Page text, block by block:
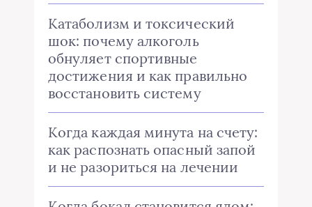
Катаболизм и токсический
шок: почему алкоголь
обнуляет спортивные
достижения и как правильно
восстановить систему
Когда каждая минута на счету:
как распознать опасный запой
и не разориться на лечении